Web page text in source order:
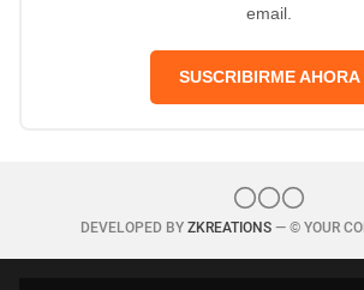
email.
SUSCRIBIRME AHORA
DEVELOPED BY ZKREATIONS— © YOUR